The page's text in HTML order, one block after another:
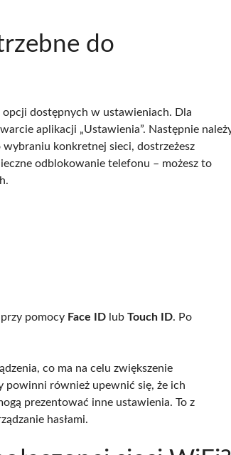
do
dostępnych w ustawieniach. Dla
aplikacji „Ustawienia”. Następnie
wybraniu konkretnej sieci, dostrzeżesz
odblokowanie telefonu – możesz to
pomocy Face ID lub Touch ID. Po
co ma na celu zwiększenie
powinni również upewnić się, że ich
prezentować inne ustawienia. To z
hasłami.